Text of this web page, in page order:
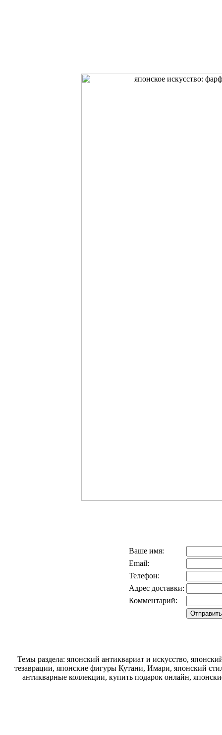
Ваше имя:
Email:
Телефон:
Адрес доставки:
Комментарий:
Темы раздела: японский антиквариат и искусство,
тезаврации, японские фигуры Кутани, Имари, японский
антикварные коллекции, купить подарок онлайн,